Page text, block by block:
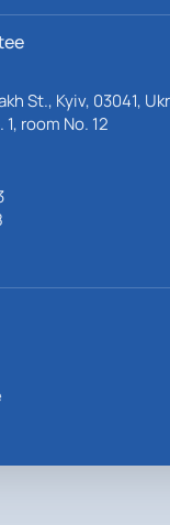
St., Kyiv, 03041,
room No. 12